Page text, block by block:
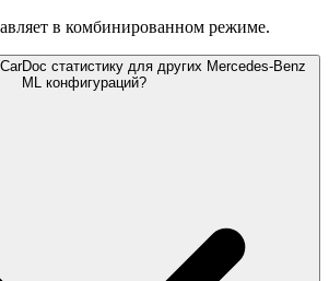
в комбинированном режиме.
статистику для других Mercedes-Benz
ML конфигураций?